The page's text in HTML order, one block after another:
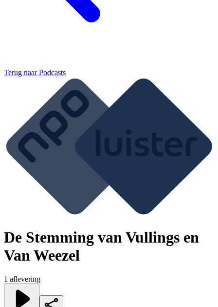
Terug naarPodcasts
De Stemming van Vullings en
Van Weezel
1 aflevering